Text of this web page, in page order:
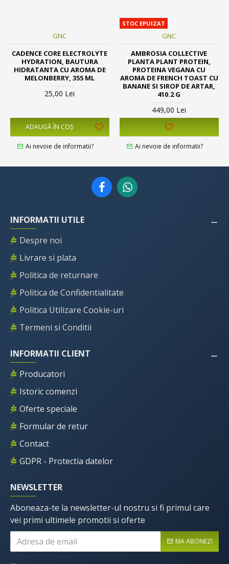
GNC
CADENCE CORE ELECTROLYTE
HYDRATION, BAUTURA
HIDRATANTA CU AROMA DE
MELONBERRY, 355 ML
25,00 Lei
ADAUGĂ ÎN COŞ
Ai nevoie de informatii?
STOC EPUIZAT
GNC
AMBROSIA COLLECTIVE
PLANTA PLANT PROTEIN,
PROTEINA VEGANA CU
AROMA DE FRENCH TOAST CU
BANANE SI SIROP DE ARTAR,
410.2 G
449,00 Lei
Ai nevoie de informatii?
INFORMATII UTILE
Despre noi
Livrare si plata
Politica de returnare
Politica de Confidentialitate
Politica Utilizare Cookie-uri
Termeni si Conditii
INFORMATII CLIENT
Producatori
Istoric comenzi
Oferte speciale
Formular de retur
Contact
GDPR - Protectia datelor
NEWSLETTER
Aboneaza-te la newsletter-ul nostru si fi primul care
vei primi ultimele promotii si oferte
MA ABONEZ!